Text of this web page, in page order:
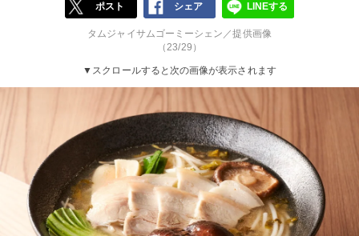
ポスト シェア LINEする
タムジャイサムゴーミーシェン／提供画像
（23/29）
▼スクロールすると次の画像が表示されます